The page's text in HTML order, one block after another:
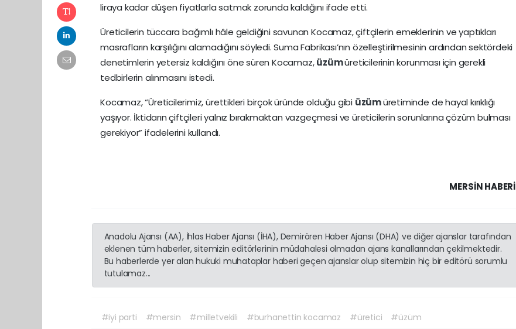
liraya kadar düşen fiyatlarla satmak zorunda kaldığını ifade etti.
Üreticilerin tüccara bağımlı hâle geldiğini savunan Kocamaz, çiftçilerin emeklerinin ve yaptıkları
masrafların karşılığını alamadığını söyledi. Suma Fabrikası’nın özelleştirilmesinin ardından sektördeki
denetimlerin yetersiz kaldığını öne süren Kocamaz,üzümüreticilerinin korunması için gerekli
tedbirlerin alınmasını istedi.
Kocamaz, “Üreticilerimiz, ürettikleri birçok üründe olduğu gibi üzümüretiminde de hayal kırıklığı
yaşıyor. İktidarın çiftçileri yalnız bırakmaktan vazgeçmesi ve üreticilerin sorunlarına çözüm bulması
gerekiyor” ifadelerini kullandı.
MERSIN HABERİ
Anadolu Ajansı (AA), İhlas Haber Ajansı (İHA), Demirören Haber Ajansı (DHA) ve diğer ajanslar tarafından
eklenen tüm haberler, sitemizin editörlerinin müdahalesi olmadan ajans kanallarından çekilmektedir.
Bu haberlerde yer alan hukuki muhataplar haberi geçen ajanslar olup sitemizin hiç bir editörü sorumlu
tutulamaz...
#iyi parti #mersin #milletvekili #burhanettin kocamaz #üretici #üzüm